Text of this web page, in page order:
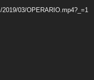
03/OPERARIO.mp4?_=1